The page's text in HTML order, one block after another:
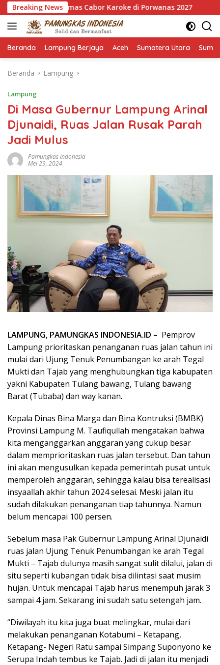
Langsung
ke
konten
Breaking News
7 Emas Cabor Karoke di Porwanas 2027 Pimpin HKTI
Beranda Lampung Berjaya Aceh Sumatera Utara
Beranda Lampung
Lampung
Di Masa Gubernur Lampung Arinal
Djunaidi, Ruas Jalan Rusak Parah
Jadi Mulus
Pamungkas Indonesia
Mei 29, 2024
LAMPUNG, PAMUNGKAS INDONESIA.ID – Pemprov
Lampung prioritaskan penanganan ruas jalan tahun ini
mulai dari Ujung Tenuk Penumbangan ke arah Tegal
Mukti dan Tajab yang menghubungkan tiga kabupaten
yakni Kabupaten Tulang bawang, Tulang bawang
Barat (Tubaba) dan way kanan.
Kepala Dinas Bina Marga dan Bina Kontruksi (BMBK)
Provinsi Lampung M. Taufiqullah mengatakan bahwa
kita menganggarkan anggaran yang cukup besar
dalam memprioritaskan ruas jalan tersebut. Dan tahun
ini akan mengusulkan kepada pemerintah pusat untuk
memperoleh anggaran, sehingga kalau bisa terealisasi
insyaallah akhir tahun 2024 selesai. Meski jalan itu
sudah dilakukan penanganan tiap tahunnya. Namun
belum mencapai 100 persen.
Sebelum masa Pak Gubernur Lampung Arinal Djunaidi
ruas jalan Ujung Tenuk Penumbangan ke arah Tegal
Mukti – Tajab dulunya masih sangat sulit dilalui, jalan di
situ seperti kubangan tidak bisa dilintasi saat musim
hujan. Untuk mencapai Tajab harus menempuh jarak 3
sampai 4 jam. Sekarang ini sudah satu setengah jam.
“Diwilayah itu kita juga buat melingkar, mulai dari
melakukan penanganan Kotabumi – Ketapang,
Ketapang- Negeri Ratu sampai Simpang Suponyono ke
Serupa Indah tembus ke Tajab. Jadi di jalan itu menjadi